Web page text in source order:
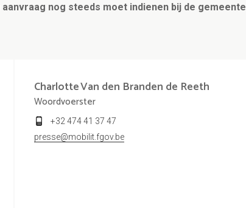
nog steeds moet indienen bij de gemeente
CharlotteVan den Branden de Reeth
Woordvoerster
+32 474 41 37 47
presse@mobilit.fgov.be